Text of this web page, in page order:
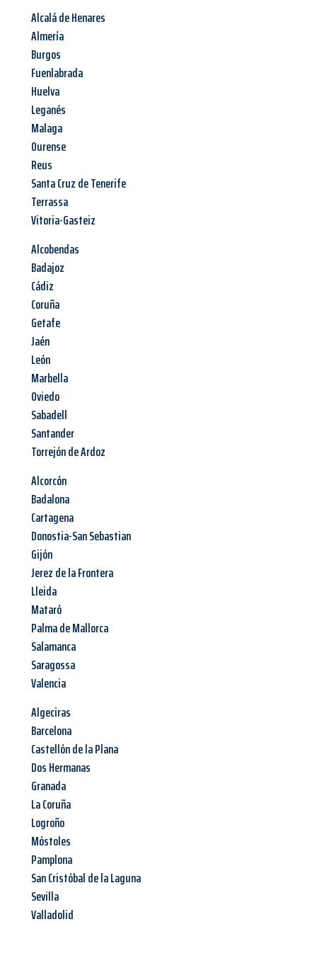
Alcalá de Henares
Almería
Burgos
Fuenlabrada
Huelva
Leganés
Malaga
Ourense
Reus
Santa Cruz de Tenerife
Terrassa
Vitoria-Gasteiz
Alcobendas
Badajoz
Cádiz
Coruña
Getafe
Jaén
León
Marbella
Oviedo
Sabadell
Santander
Torrejón de Ardoz
Alcorcón
Badalona
Cartagena
Donostia-San Sebastian
Gijón
Jerez de la Frontera
Lleida
Mataró
Palma de Mallorca
Salamanca
Saragossa
Valencia
Algeciras
Barcelona
Castellón de la Plana
Dos Hermanas
Granada
La Coruña
Logroño
Móstoles
Pamplona
San Cristóbal de la Laguna
Sevilla
Valladolid